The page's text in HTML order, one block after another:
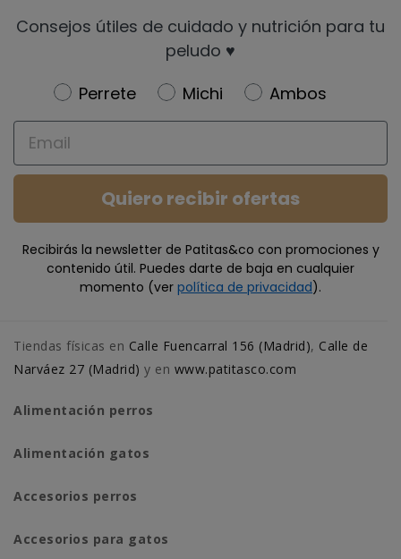
Consejos útiles de cuidado y nutrición para tu
peludo ♥️
Newsletter
Perrete Michi
Ambos
Email
Quiero recibir ofertas
Recibirás la newsletter de Patitas&co con promociones y
contenido útil. Puedes darte de baja en cualquier
momento (ver política de privacidad).
Tiendas físicas en Calle Fuencarral 156 (Madrid), Calle de
Narváez 27 (Madrid) y en www.patitasco.com
Alimentación perros
Alimentación gatos
Accesorios perros
Accesorios para gatos